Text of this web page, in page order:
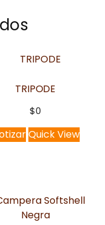
TRIPODE
$0
Quick View